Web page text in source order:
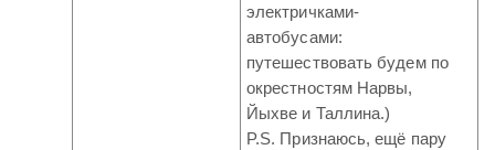
электричками-
автобусами:
путешествовать будем по
окрестностям Нарвы,
Йыхве и Таллина.)
P.S. Признаюсь, ещё пару